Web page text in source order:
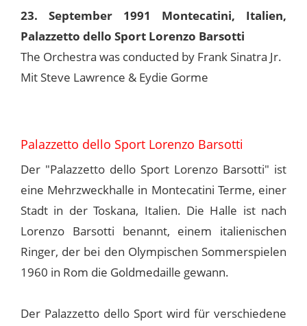
23. September 1991 Montecatini, Italien,
Palazzetto dello Sport Lorenzo Barsotti
The Orchestra was conducted by Frank Sinatra Jr.
Mit Steve Lawrence & Eydie Gorme
Palazzetto dello Sport Lorenzo Barsotti
Der "Palazzetto dello Sport Lorenzo Barsotti" ist
eine Mehrzweckhalle in Montecatini Terme, einer
Stadt in der Toskana, Italien. Die Halle ist nach
Lorenzo Barsotti benannt, einem italienischen
Ringer, der bei den Olympischen Sommerspielen
1960 in Rom die Goldmedaille gewann.
Der Palazzetto dello Sport wird für verschiedene